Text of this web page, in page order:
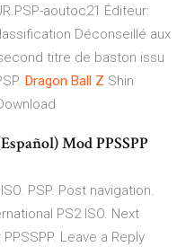
aoutoc21 Éditeur:
Déconseillé aux
titre de baston issu
Dragon Ball Z Shin
Mod PPSSPP
PSP. Post navigation.
PS2 ISO. Next
Leave a Reply